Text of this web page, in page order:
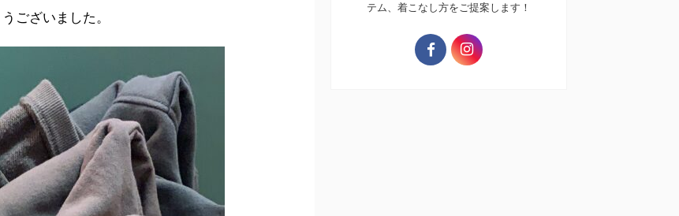
ございました。
テム、着こなし方をご提案します！